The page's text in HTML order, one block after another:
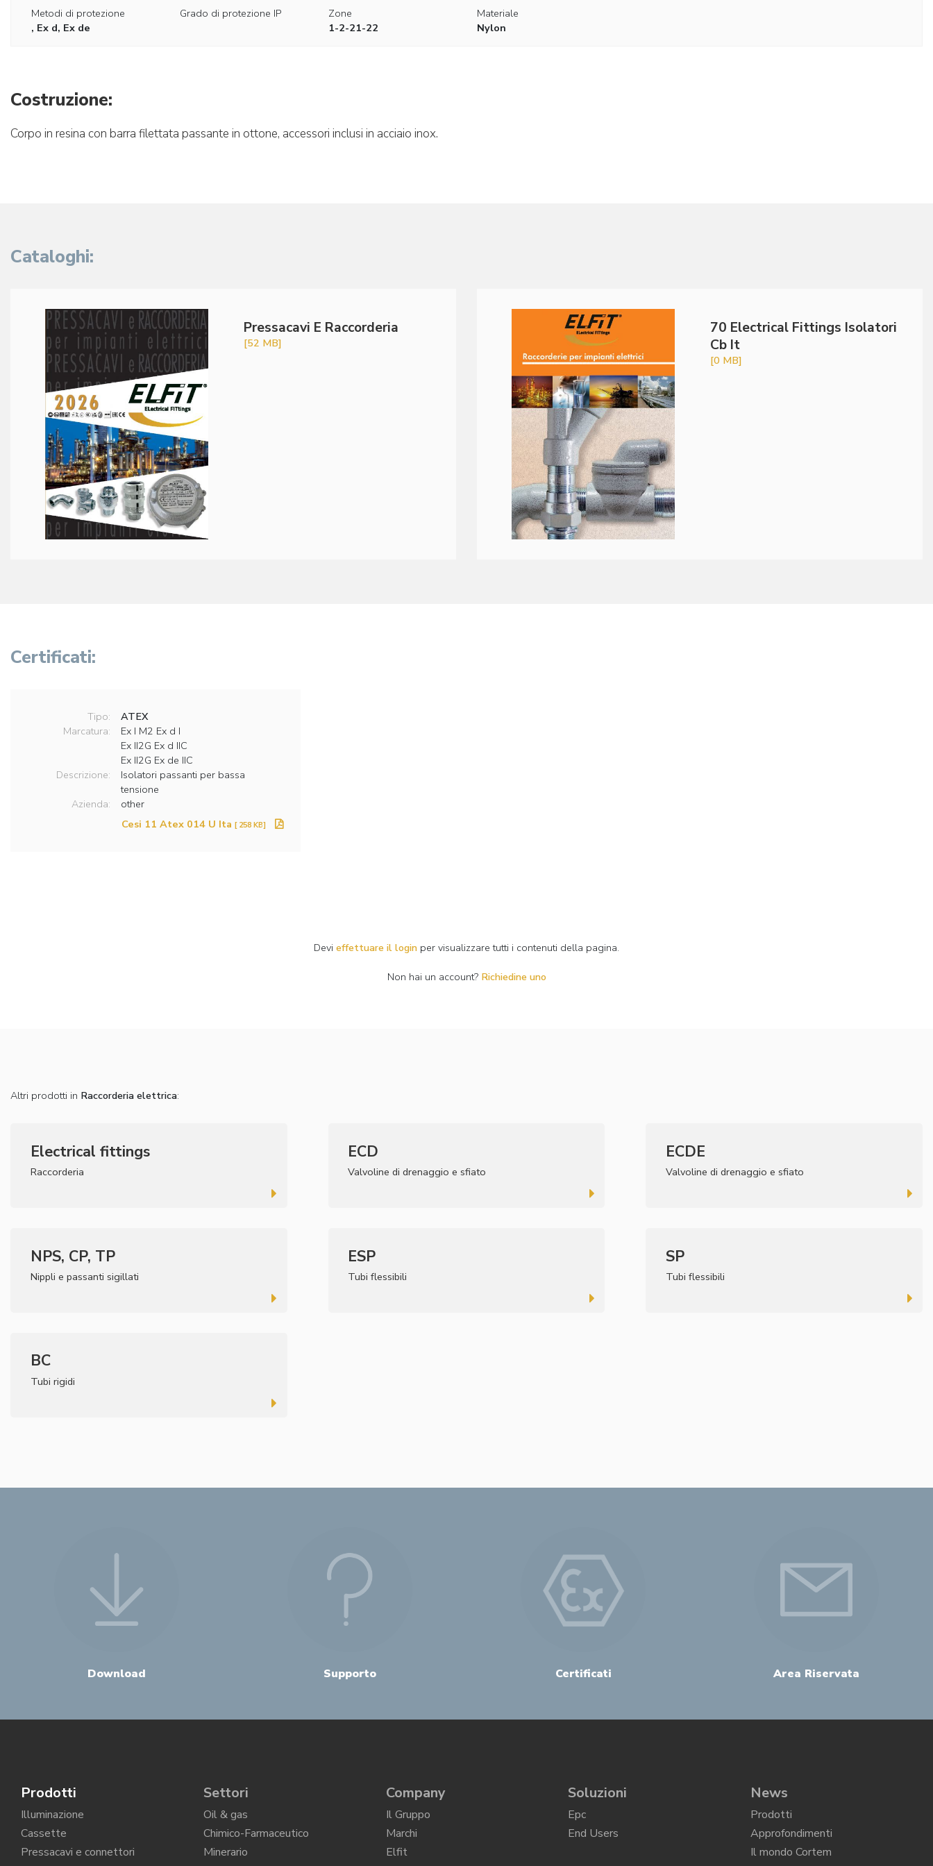
Metodi di protezione
, Ex d, Ex de
Grado di protezione IP
Zone
1-2-21-22
Materiale
Nylon
Costruzione:
Corpo in resina con barra filettata passante in ottone, accessori inclusi in acciaio inox.
Cataloghi:
Pressacavi E Raccorderia
[52 MB]
70 Electrical Fittings Isolatori
Cb It
[0 MB]
Certificati:
Tipo:
ATEX
Marcatura:
Ex I M2 Ex d I
Ex II2G Ex d IIC
Ex II2G Ex de IIC
Descrizione:
Isolatori passanti per bassa
tensione
Azienda:
other
Cesi 11 Atex 014 U Ita[ 258 KB]
Devi effettuare il login per visualizzare tutti i contenuti della pagina.
Non hai un account? Richiedine uno
Altri prodotti in Raccorderia elettrica:
Electrical fittings
Raccorderia
ECD
Valvoline di drenaggio e sfiato
ECDE
Valvoline di drenaggio e sfiato
NPS, CP, TP
Nippli e passanti sigillati
ESP
Tubi flessibili
SP
Tubi flessibili
BC
Tubi rigidi
Download Supporto Certificati Area Riservata
Prodotti
Illuminazione
Cassette
Pressacavi e connettori
Settori
Oil & gas
Chimico-Farmaceutico
Minerario
Company
Il Gruppo
Marchi
Elfit
Soluzioni
Epc
End Users
News
Prodotti
Approfondimenti
Il mondo Cortem